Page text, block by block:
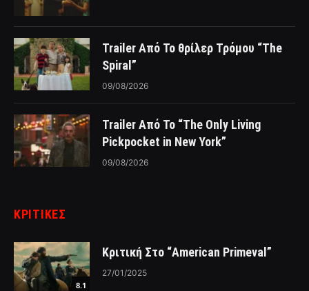
Trailer Από Το θρίλερ Τρόμου “The
Spiral”
09/08/2026
Trailer Από Το “The Only Living
Pickpocket in New York”
09/08/2026
ΚΡΙΤΙΚΈΣ
8.1
Κριτική Στο “American Primeval”
27/01/2025